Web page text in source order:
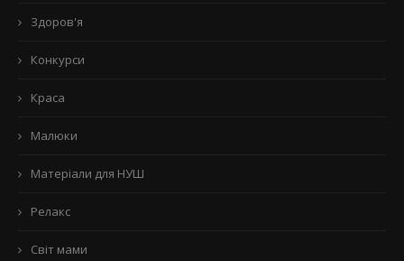
Здоров'я
Конкурси
Краса
Малюки
Матеріали для НУШ
Релакс
Світ мами